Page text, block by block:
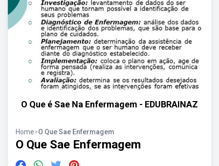
O Que é Sae Na Enfermagem - EDUBRAINAZ
Home>O Que Sae Enfermagem
O Que Sae Enfermagem